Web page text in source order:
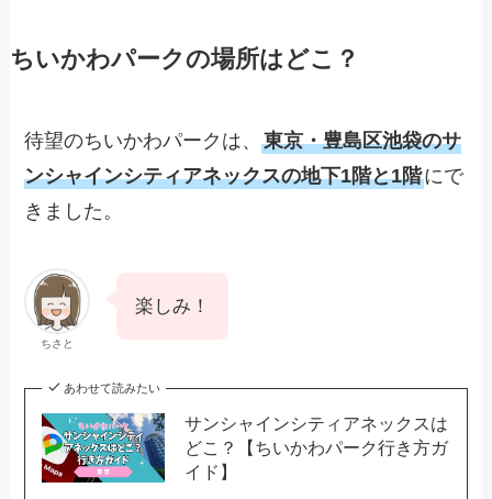
ちいかわパークの場所はどこ？
待望のちいかわパークは、東京・豊島区池袋のサ
ンシャインシティアネックスの地下1階と1階にで
きました。
ちさと
楽しみ！
あわせて読みたい
サンシャインシティアネックスは
どこ？【ちいかわパーク行き方ガ
イド】